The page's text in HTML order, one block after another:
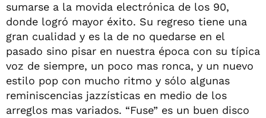
sumarse a la movida electrónica de los 90,
donde logró mayor éxito. Su regreso tiene una
gran cualidad y es la de no quedarse en el
pasado sino pisar en nuestra época con su típica
voz de siempre, un poco mas ronca, y un nuevo
estilo pop con mucho ritmo y sólo algunas
reminiscencias jazzísticas en medio de los
arreglos mas variados. “Fuse” es un buen disco